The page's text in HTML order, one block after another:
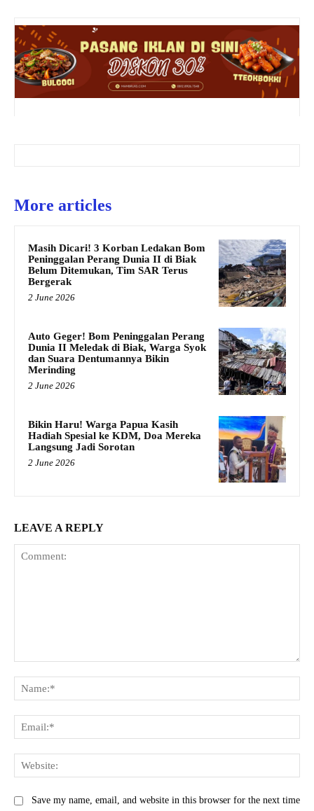
More articles
Masih Dicari! 3 Korban Ledakan Bom
Peninggalan Perang Dunia II di Biak
Belum Ditemukan, Tim SAR Terus
Bergerak
2 June 2026
Auto Geger! Bom Peninggalan Perang
Dunia II Meledak di Biak, Warga Syok
dan Suara Dentumannya Bikin
Merinding
2 June 2026
Bikin Haru! Warga Papua Kasih
Hadiah Spesial ke KDM, Doa Mereka
Langsung Jadi Sorotan
2 June 2026
LEAVE A REPLY
Save my name, email, and website in this browser for the next time